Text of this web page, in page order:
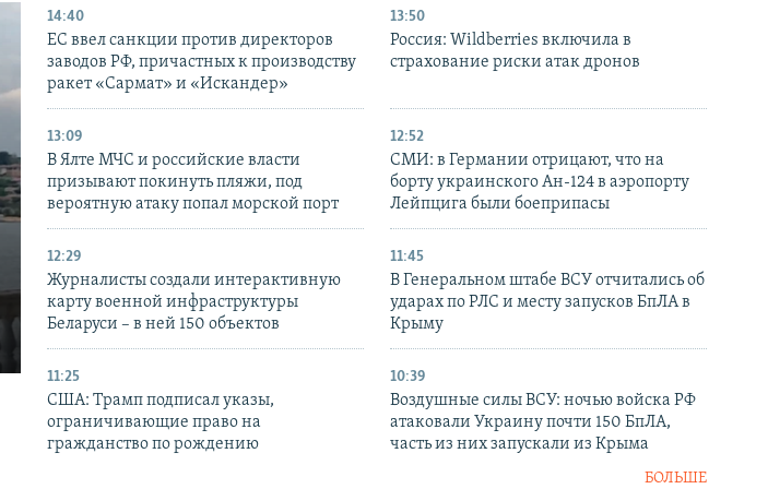
14:40
ЕС ввел санкции против директоров
заводов РФ, причастных к производству
ракет «Сармат» и «Искандер»
13:50
Россия: Wildberries включила в
страхование риски атак дронов
13:09
В Ялте МЧС и российские власти
призывают покинуть пляжи, под
вероятную атаку попал морской порт
12:52
СМИ: в Германии отрицают, что на
борту украинского Ан-124 в аэропорту
Лейпцига были боеприпасы
12:29
Журналисты создали интерактивную
карту военной инфраструктуры
Беларуси – в ней 150 объектов
11:45
В Генеральном штабе ВСУ отчитались об
ударах по РЛС и месту запусков БпЛА в
Крыму
11:25
США: Трамп подписал указы,
ограничивающие право на
гражданство по рождению
10:39
Воздушные силы ВСУ: ночью войска РФ
атаковали Украину почти 150 БпЛА,
часть из них запускали из Крыма
БОЛЬШЕ